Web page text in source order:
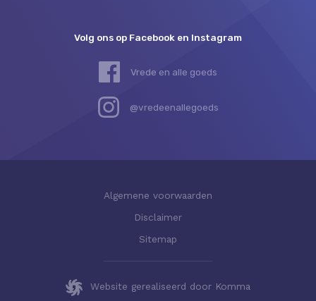
Volg ons op Facebook en Instagram
Vrede en alle goeds
@vredeenallegoeds
Algemene voorwaarden
Disclaimer
Sitemap
Website gerealiseerd door Komma
Deze website gebruikt cookies.